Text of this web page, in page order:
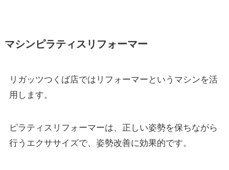
マシンピラティスリフォーマー
リガッツつくば店ではリフォーマーというマシンを活
用します。
ピラティスリフォーマーは、正しい姿勢を保ちながら
行うエクササイズで、姿勢改善に効果的です。